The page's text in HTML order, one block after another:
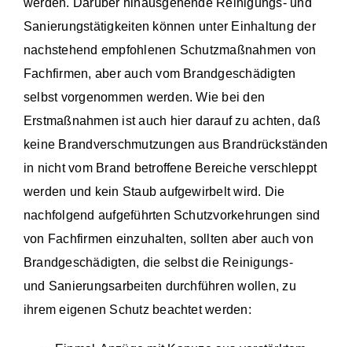
werden. Darüber hinausgehende Reinigungs- und
Sanierungstätigkeiten können unter Einhaltung der
nachstehend empfohlenen Schutzmaßnahmen von
Fachfirmen, aber auch vom Brandgeschädigten
selbst vorgenommen werden. Wie bei den
Erstmaßnahmen ist auch hier darauf zu achten, daß
keine Brandverschmutzungen aus Brandrückständen
in nicht vom Brand betroffene Bereiche verschleppt
werden und kein Staub aufgewirbelt wird. Die
nachfolgend aufgeführten Schutzvorkehrungen sind
von Fachfirmen einzuhalten, sollten aber auch von
Brandgeschädigten, die selbst die Reinigungs-
und Sanierungsarbeiten durchführen wollen, zu
ihrem eigenen Schutz beachtet werden: